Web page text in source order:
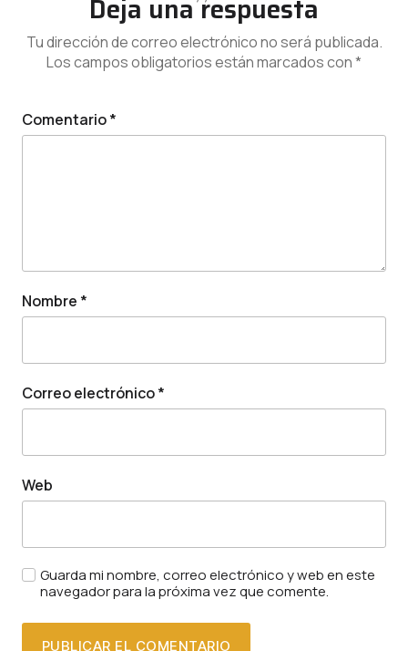
Deja una respuesta
Tu dirección de correo electrónico no será publicada.
Los campos obligatorios están marcados con*
Comentario*
Nombre *
Correo electrónico*
Web
Guarda mi nombre, correo electrónico y web en este
navegador para la próxima vez que comente.